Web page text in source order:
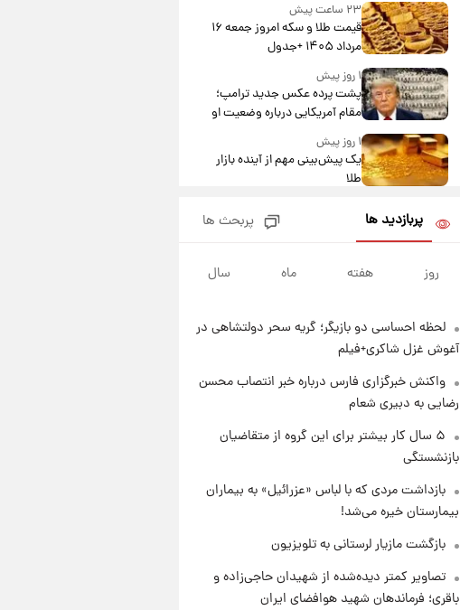
۲۳ ساعت پیش
قیمت طلا و سکه امروز جمعه ۱۶
مرداد ۱۴۰۵ +جدول
۱ روز پیش
پشت پرده عکس جدید ترامپ؛
مقام آمریکایی درباره وضعیت او
چه گفت؟
۱ روز پیش
یک پیش‌بینی مهم از آینده بازار
طلا
گران‌ترین خرید تاریخ رئال مادرید
رونمایی شد
۱ روز پیش
خواهند بود؟
۱ روز پیش
شماره پیراهن خریدهای جدید
پرسپولیس اعلام شد؛ تیکدری،
محبی و سرگیف با اعداد ویژه
۱ روز پیش
جزئیات فعال‌سازی «کیف پول
ایران» اعلام شد+فیلم
پربازدید ها پربحث ها
روز هفته ماه سال
لحظه احساسی دو بازیگر؛ گریه سحر دولتشاهی در
آغوش غزل شاکری+فیلم
واکنش خبرگزاری فارس درباره خبر انتصاب محسن
رضایی به دبیری شعام
۵ سال کار بیشتر برای این گروه از متقاضیان
بازنشستگی
بازداشت مردی که با لباس «عزرائیل» به بیماران
بیمارستان خیره می‌شد!
بازگشت مازیار لرستانی به تلویزیون
تصاویر کمتر دیده‌شده از شهیدان حاجی‌زاده و
باقری؛ فرماندهان شهید هوافضای ایران